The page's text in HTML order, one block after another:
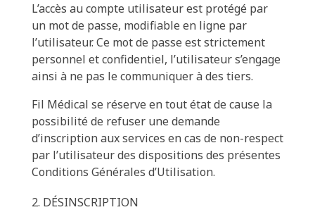
L’accès au compte utilisateur est protégé par
un mot de passe, modifiable en ligne par
l’utilisateur. Ce mot de passe est strictement
personnel et confidentiel, l’utilisateur s’engage
ainsi à ne pas le communiquer à des tiers.
Fil Médical se réserve en tout état de cause la
possibilité de refuser une demande
d’inscription aux services en cas de non-respect
par l’utilisateur des dispositions des présentes
Conditions Générales d’Utilisation.
DÉSINSCRIPTION